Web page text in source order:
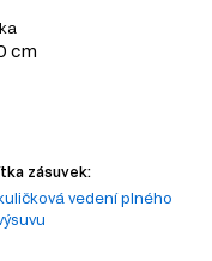
cm
zásuvek:
vedení plného